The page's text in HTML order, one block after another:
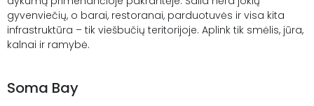
gyvenviečių, o barai, restoranai, parduotuvės ir visa kita
infrastruktūra – tik viešbučių teritorijoje. Aplink tik smėlis, jūra,
kalnai ir ramybė.
Soma Bay